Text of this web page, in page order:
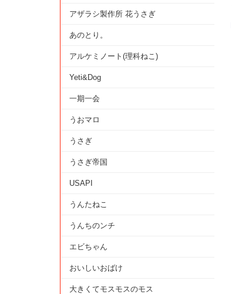
アザラシ製作所 花うさぎ
あのとり。
アルケミノート(理科ねこ)
Yeti&Dog
一期一会
うおマロ
うさぎ
うさぎ帝国
USAPI
うんたねこ
うんちのンチ
エビちゃん
おいしいおばけ
大きくてモスモスのモス